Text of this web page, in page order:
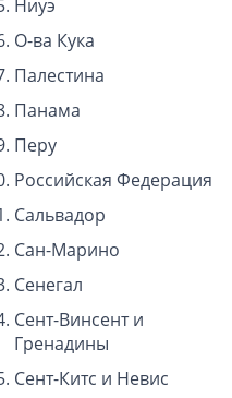
Ниуэ
О-ва Кука
Палестина
Панама
Перу
Российская Федерация
Сальвадор
Сан-Марино
Сенегал
Сент-Винсент и
Гренадины
Сент-Китс и Невис